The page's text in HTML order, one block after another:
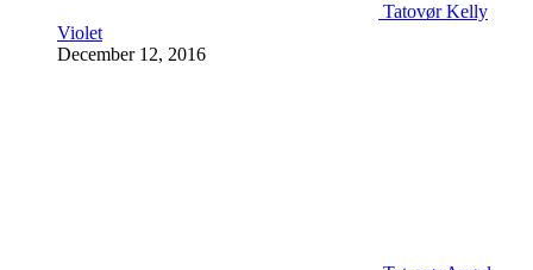
Tatovør Kelly
Violet
December 12, 2016